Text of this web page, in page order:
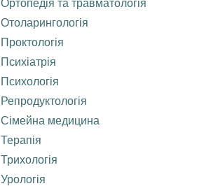
Ортопедія та травматологія
Отоларингологія
Проктологія
Психіатрія
Психологія
Репродуктологія
Сімейна медицина
Терапія
Трихологія
Урологія